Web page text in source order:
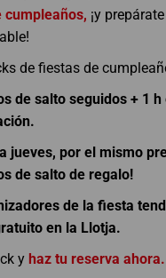
cumpleaños, ¡y
de fiestas de
de salto seguidos + 1 h
jueves, por el mismo
de salto de regalo!
de la fiesta
en la Llotja.
y haz tu reserva ahora.